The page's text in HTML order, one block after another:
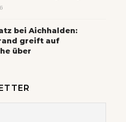
bei Aichhalden:
greift auf
über